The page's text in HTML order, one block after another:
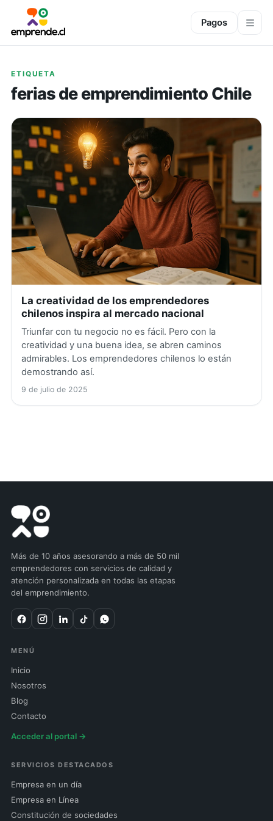
Pagos
ETIQUETA
ferias de emprendimiento Chile
La creatividad de los emprendedores
chilenos inspira al mercado nacional
Triunfar con tu negocio no es fácil. Pero con la
creatividad y una buena idea, se abren caminos
admirables. Los emprendedores chilenos lo están
demostrando así.
9 de julio de 2025
Más de 10 años asesorando a más de 50 mil
emprendedores con servicios de calidad y
atención personalizada en todas las etapas
del emprendimiento.
MENÚ
Inicio
Nosotros
Blog
Contacto
Acceder al portal →
SERVICIOS DESTACADOS
Empresa en un día
Empresa en Línea
Constitución de sociedades